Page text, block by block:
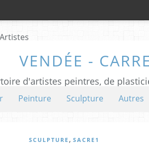
VENDÉE -
d'artistes peintres, de
Peinture Sculpture Autres
SCULPTURE , SACRE1